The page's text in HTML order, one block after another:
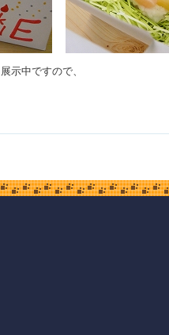
示中ですので、
ー. All Rights Reserved.